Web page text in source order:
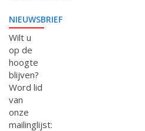
NIEUWSBRIEF
Wilt u
op de
hoogte
blijven?
Word lid
van
onze
mailinglijst: